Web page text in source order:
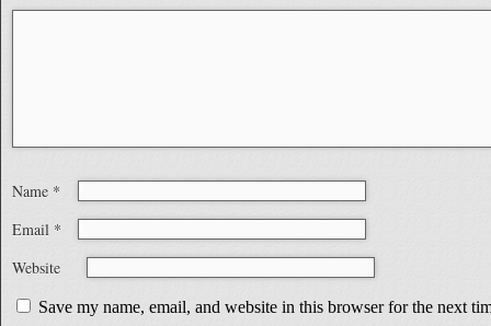
Name *
Email *
Website
Save my name, email, and website in this browser for the next